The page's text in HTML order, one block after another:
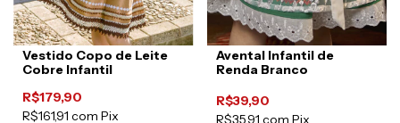
Vestido Copo de Leite
Cobre Infantil
R$179,90
R$161,91 com Pix
Avental Infantil de
Renda Branco
R$39,90
R$35,91 com Pix